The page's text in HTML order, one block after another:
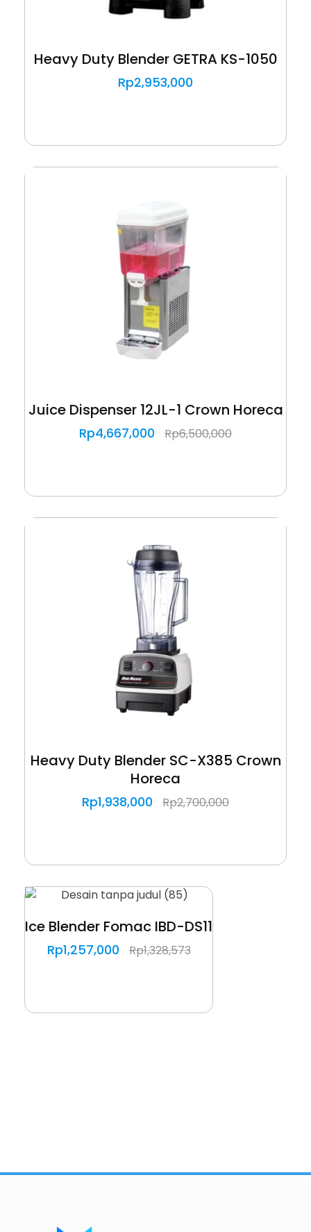
Heavy Duty Blender GETRA KS-1050
Rp2,953,000
Juice Dispenser 12JL-1 Crown Horeca
Rp4,667,000 Rp6,500,000
Heavy Duty Blender SC-X385 Crown
Horeca
Rp1,938,000 Rp2,700,000
Ice Blender Fomac IBD-DS11
Rp1,257,000 Rp1,328,573